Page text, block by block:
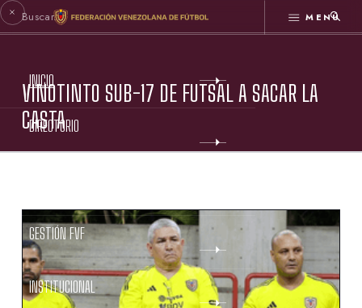
MENÚ
INICIO
DIRECTORIO
GESTIÓN FVF
INSTITUCIONAL
VINOTINTO SUB-17 DE FUTSAL A SACAR LA
CASTA